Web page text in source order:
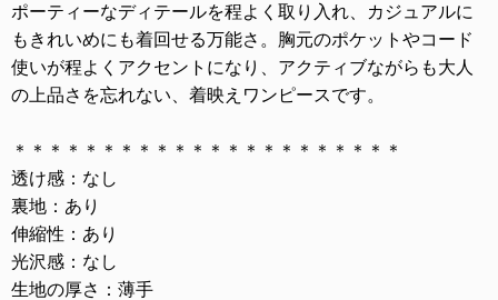
ポーティーなディテールを程よく取り入れ、カジュアルに
もきれいめにも着回せる万能さ。胸元のポケットやコード
使いが程よくアクセントになり、アクティブながらも大人
の上品さを忘れない、着映えワンピースです。
＊＊＊＊＊＊＊＊＊＊＊＊＊＊＊＊＊＊＊＊＊＊
透け感：なし
裏地：あり
伸縮性：あり
光沢感：なし
生地の厚さ：薄手